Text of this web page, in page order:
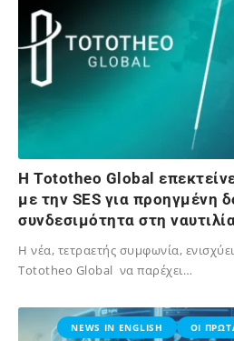
Η Tototheo Global
με την SES για προηγμένη
συνδεσιμότητα στη
Η νέα, τετραετής συμφωνία,
Tototheo Global να παρέχει…
NEWS IN ENGLISH ΟΙ